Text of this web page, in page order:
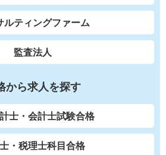
ルティングファーム
監査法人
から求人を探す
士・会計士試験合格
・税理士科目合格